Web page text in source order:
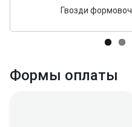
Гвозди
Формы оплаты